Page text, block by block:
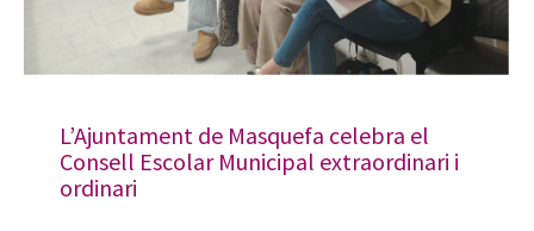
L’Ajuntament de Masquefa celebra el
Consell Escolar Municipal extraordinari i
ordinari